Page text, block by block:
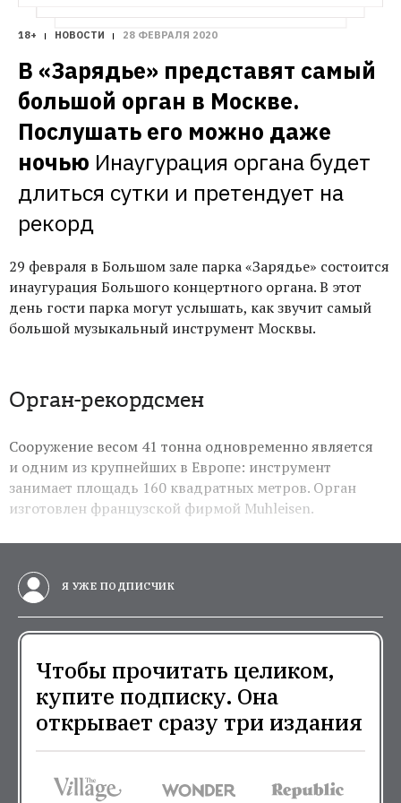
18+ НОВОСТИ 28 ФЕВРАЛЯ 2020
В «Зарядье» представят самый
большой орган в Москве.
Послушать его можно даже
ночью Инаугурация органа будет
длиться сутки и претендует на
рекорд
29 февраля в Большом зале парка «Зарядье» состоится
инаугурация Большого концертного органа. В этот
день гости парка могут услышать, как звучит самый
большой музыкальный инструмент Москвы.
Орган-рекордсмен
Сооружение весом 41 тонна одновременно является
и одним из крупнейших в Европе: инструмент
занимает площадь 160 квадратных метров. Орган
изготовлен французской фирмой Muhleisen.
Я УЖЕ ПОДПИСЧИК
Чтобы прочитать целиком,
купите подписку. Она
открывает сразу три издания